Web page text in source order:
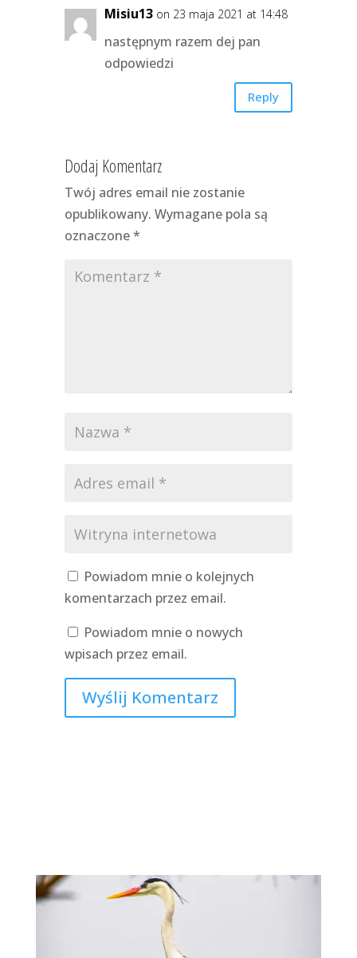
Misiu13 on 23 maja 2021 at 14:48
następnym razem dej pan
odpowiedzi
Reply
Dodaj Komentarz
Twój adres email nie zostanie
opublikowany. Wymagane pola są
oznaczone*
Powiadom mnie o kolejnych
komentarzach przez email.
Powiadom mnie o nowych
wpisach przez email.
Wyślij Komentarz